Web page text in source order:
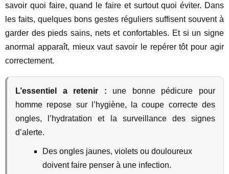
savoir quoi faire, quand le faire et surtout quoi éviter. Dans
les faits, quelques bons gestes réguliers suffisent souvent à
garder des pieds sains, nets et confortables. Et si un signe
anormal apparaît, mieux vaut savoir le repérer tôt pour agir
correctement.
L’essentiel a retenir : une bonne pédicure pour
homme repose sur l’hygiène, la coupe correcte des
ongles, l’hydratation et la surveillance des signes
d’alerte.
Des ongles jaunes, violets ou douloureux
doivent faire penser à une infection.